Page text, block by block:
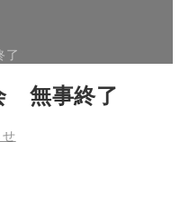
了
無事終了